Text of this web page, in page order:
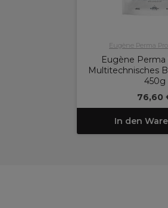
Eugène Perma
Eugène Perma
Multitechnisches
450g
76,60
In den